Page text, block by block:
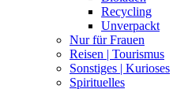
Recycling
Unverpackt
Nur für Frauen
Reisen | Tourismus
Sonstiges | Kurioses
Spirituelles